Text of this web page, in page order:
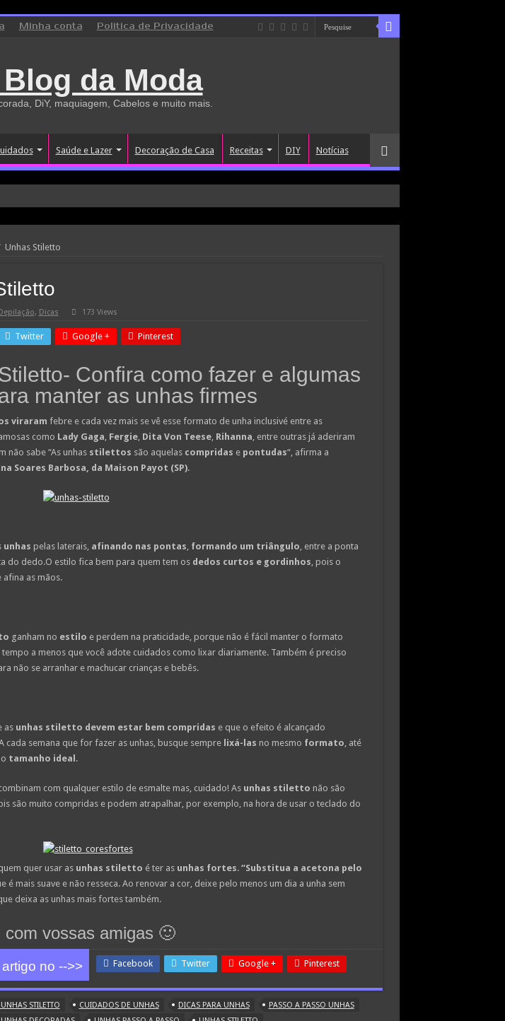
Minha conta Politica de Privacidade
da Moda
DiY, maquiagem, Cabelos e muito mais.
Saúde e Lazer Decoração de Casa Receitas DIY Notícias
Unhas Stiletto
, Dicas 173 Views
Twitter Google + Pinterest
Confira como fazer e algumas
manter as unhas firmes
viraram febre e cada vez mais se vê esse formato de unha inclusivé entre as
como Lady Gaga, Fergie, Dita Von Teese, Rihanna, entre outras já aderiram
não sabe “As unhas stilettos são aquelas compridas e pontudas“, afirma a
Soares Barbosa, da Maison Payot (SP).
unhas pelas laterais, afinando nas pontas, formando um triângulo, entre a ponta
do dedo.O estilo fica bem para quem tem os dedos curtos e gordinhos, pois o
as mãos.
ganham no estilo e perdem na praticidade, porque não é fácil manter o formato
a menos que você adote cuidados como lixar diariamente. Também é preciso
não se arranhar e machucar crianças e bebês.
as unhas stiletto devem estar bem compridas e que o efeito é alcançado
cada semana que for fazer as unhas, busque sempre lixá-las no mesmo formato, até
tamanho ideal .
com qualquer estilo de esmalte mas, cuidado! As unhas stiletto não são
são muito compridas e podem atrapalhar, por exemplo, na hora de usar o teclado do
quer usar as unhas stiletto é ter as unhas fortes. “Substitua a acetona pelo
é mais suave e não resseca. Ao renovar a cor, deixe pelo menos um dia a unha sem
deixa as unhas mais fortes também.
com vossas amigas 🙂
no -->> Facebook Twitter Google + Pinterest
STILETTO CUIDADOS DE UNHAS DICAS PARA UNHAS
PASSO A PASSO UNHAS